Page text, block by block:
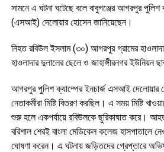
সামনে এ ঘটনা ঘটেছে বলে বাবুগঞ্জের আগরপুর পুলিশ
(এসআই) দেলোয়ার হোসেন জানিয়েছেন।
নিহত রবিউল ইসলাম (৩০) আগরপুর গ্রামের
হাওলাদার দুলালের ছেলে ও জাহাঙ্গীরনগর ইউনিয়ন
আগরপুর পুলিশ ক্যাম্পের ইনচার্জ এসআই দেলোয়ার
নেতাকর্মীরা মিষ্টি বিতরণ করছিল। এ সময় মিষ্টি
শুরু হলে একপর্যায়ে রবিউলকে ছুরিকাঘাত করে।
বরিশাল শেরই বাংলা মেডিকেল কলেজ হাসপাতালে
ঘোষণা করেন। এ ঘটনায় জড়িতদের গ্রেপ্তারে